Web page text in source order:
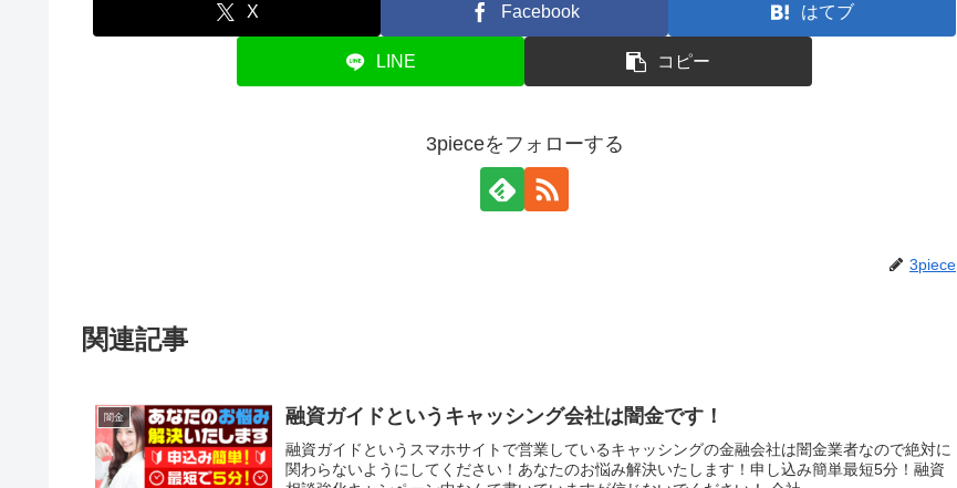
X Facebook はてブ
LINE コピー
3pieceをフォローする
3piece
関連記事
闇金 融資ガイドというキャッシング会社は闇金です！
融資ガイドというスマホサイトで営業しているキャッシングの金融会社は闇金業者なので絶対に
関わらないようにしてください！あなたのお悩み解決いたします！申し込み簡単最短5分！融資